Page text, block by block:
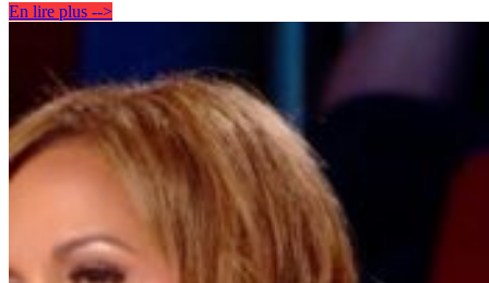
En lire plus -->